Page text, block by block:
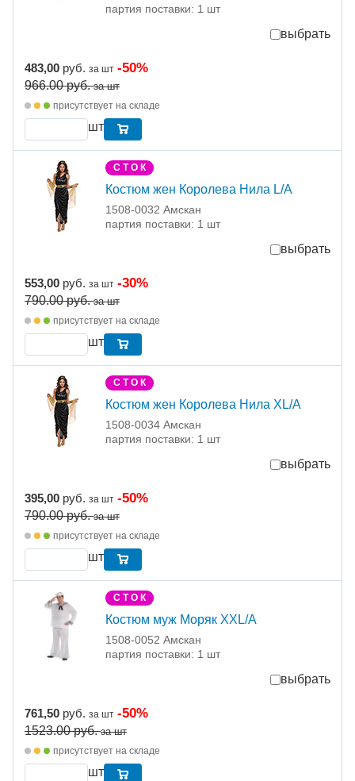
партия поставки: 1 шт
выбрать
483,00 руб. за шт -50%
966.00руб. за шт
присутствует на складе
шт
С Т О К
Костюм жен Королева Нила L/A
1508-0032 Амскан
партия поставки: 1 шт
выбрать
553,00 руб. за шт -30%
790.00руб. за шт
присутствует на складе
шт
С Т О К
Костюм жен Королева Нила XL/A
1508-0034 Амскан
партия поставки: 1 шт
выбрать
395,00 руб. за шт -50%
790.00руб. за шт
присутствует на складе
шт
С Т О К
Костюм муж Моряк XXL/A
1508-0052 Амскан
партия поставки: 1 шт
выбрать
761,50 руб. за шт -50%
1523.00руб. за шт
присутствует на складе
шт